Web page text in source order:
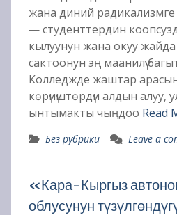
жана диний радикализмге
— студенттердин
кылуунун жана окуу
сактоонун эң маанилүү
Колледжде жаштар
көрүнүштөрдүн алдын алуу,
ынтымакты чыңдоо Read
Без рубрики Leave a
«Кара-Кыргыз
облусунун